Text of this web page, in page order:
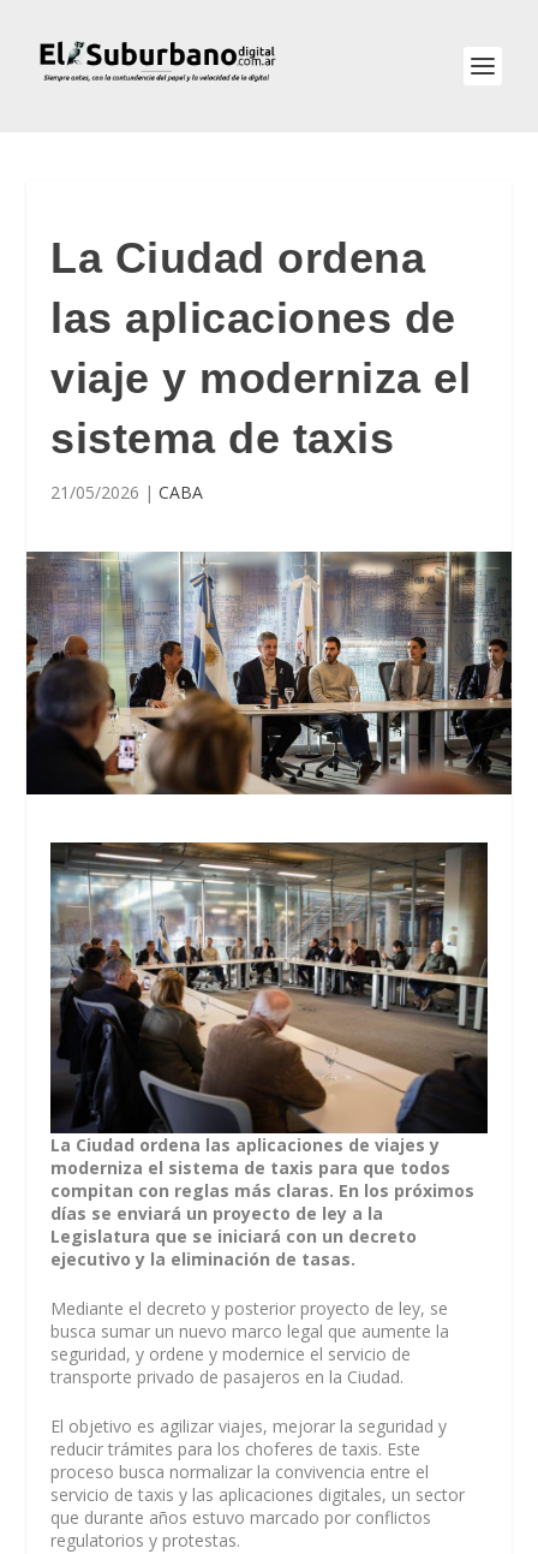
La Ciudad ordena
las aplicaciones de
viaje y moderniza el
sistema de taxis
21/05/2026 |CABA
La Ciudad ordena las aplicaciones de viajes y
moderniza el sistema de taxis para que todos
compitan con reglas más claras. En los próximos
días se enviará un proyecto de ley a la
Legislatura que se iniciará con un decreto
ejecutivo y la eliminación de tasas.
Mediante el decreto y posterior proyecto de ley, se
busca sumar un nuevo marco legal que aumente la
seguridad, y ordene y modernice el servicio de
transporte privado de pasajeros en la Ciudad.
El objetivo es agilizar viajes, mejorar la seguridad y
reducir trámites para los choferes de taxis. Este
proceso busca normalizar la convivencia entre el
servicio de taxis y las aplicaciones digitales, un sector
que durante años estuvo marcado por conflictos
regulatorios y protestas.